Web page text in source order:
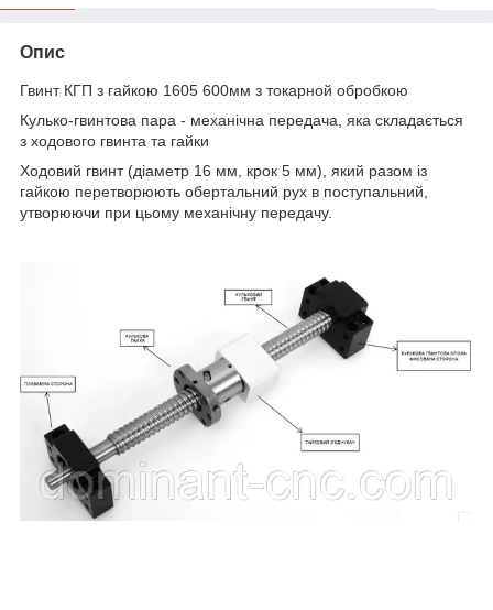
Опис
Гвинт КГП з гайкою 1605 600мм з токарной обробкою
Кулько-гвинтова пара - механічна передача, яка складається
з ходового гвинта та гайки
Ходовий гвинт (діаметр 16 мм, крок 5 мм), який разом із
гайкою перетворюють обертальний рух в поступальний,
утворюючи при цьому механічну передачу.